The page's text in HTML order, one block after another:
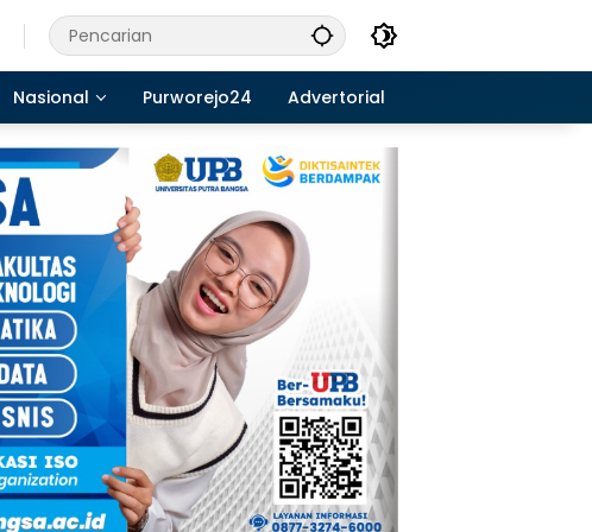
Nasional Purworejo24 Advertorial